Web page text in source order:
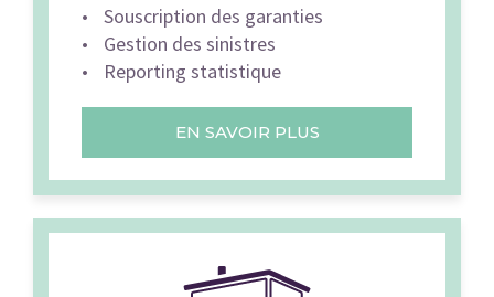
Souscription des garanties
Gestion des sinistres
Reporting statistique
EN SAVOIR PLUS